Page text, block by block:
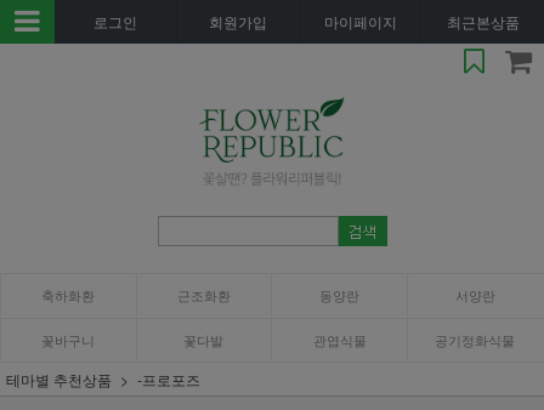
로그인 회원가입 마이페이지 최근본상품
축하화환 근조화환 동양란 서양란
꽃바구니 꽃다발 관엽식물 공기정화식물
테마별 추천상품 -프로포즈